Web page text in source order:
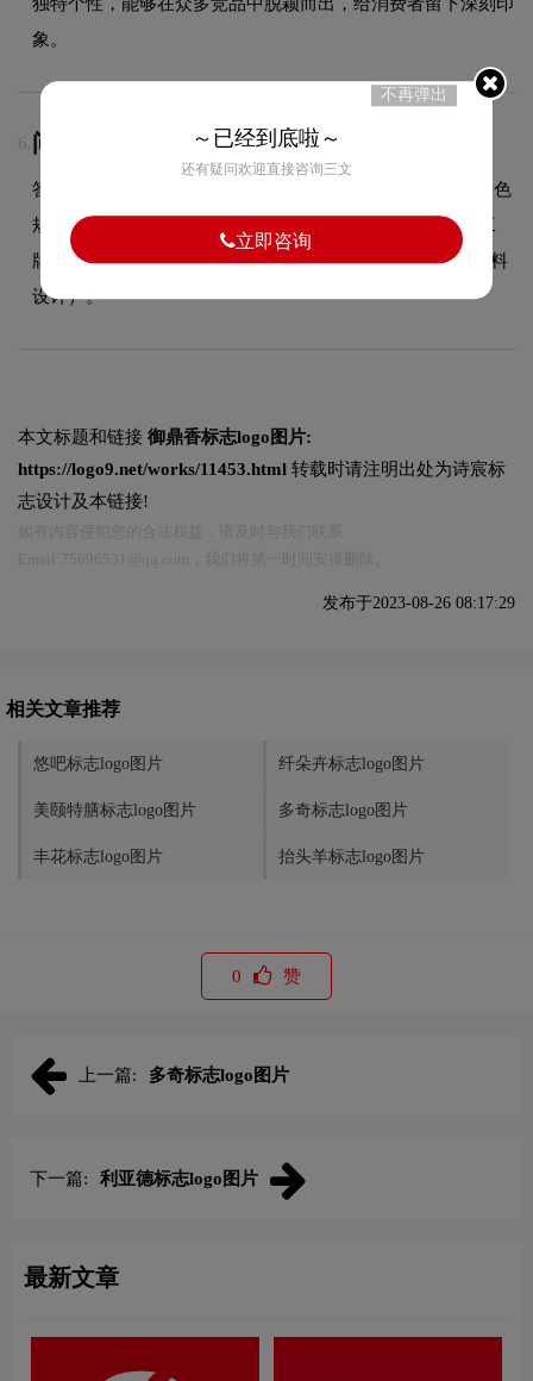
象。
6. 问：VI设计包含哪些物料？
答：VI设计包含基础系统（LOGO规范、标准色规范、辅助色
规范、标准字体规范）和应用系统（名片、信封、信纸、工
牌、纸杯、手提袋、PPT模板、员工胸牌等全套企业视觉物料
设计）。
本文标题和链接 御鼎香标志logo图片:
https://logo9.net/works/11453.html 转载时请注明出处为诗宸标
志设计及本链接!
发布于2023-08-26 08:17:29
相关文章推荐
悠吧标志logo图片 纤朵卉标志logo图片
美颐特膳标志logo图片 多奇标志logo图片
丰花标志logo图片 抬头羊标志logo图片
0 赞
上一篇: 多奇标志logo图片
下一篇: 利亚德标志logo图片
最新文章
不再弹出
～已经到底啦～
还有疑问欢迎直接咨询三文
立即咨询